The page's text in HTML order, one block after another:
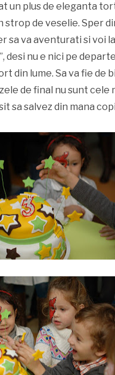
un plus de eleganta
strop de veselie. Sper
sa va aventurati si voi
desi nu e nici pe
din lume. Sa va fie de
de final nu sunt cele
sa salvez din mana